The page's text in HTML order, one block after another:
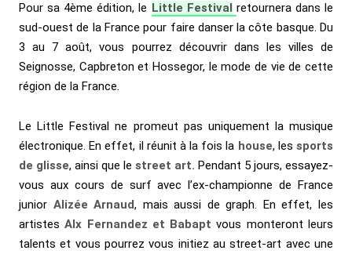
Pour sa 4ème édition, le Little Festival retournera dans le
sud-ouest de la France pour faire danser la côte basque. Du
3 au 7 août, vous pourrez découvrir dans les villes de
Seignosse, Capbreton et Hossegor, le mode de vie de cette
région de la France.
Le Little Festival ne promeut pas uniquement la musique
électronique. En effet, il réunit à la fois la house, lessports
de glisse, ainsi que le street art. Pendant 5 jours, essayez-
vous aux cours de surf avec l’ex-championne de France
junior Alizée Arnaud, mais aussi de graph. En effet, les
artistesAlx Fernandez et Babapt vous monteront leurs
talents et vous pourrez vous initiez au street-art avec une